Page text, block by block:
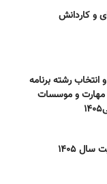
و کاردانش
رشته برنامه
مهارت و موسسات